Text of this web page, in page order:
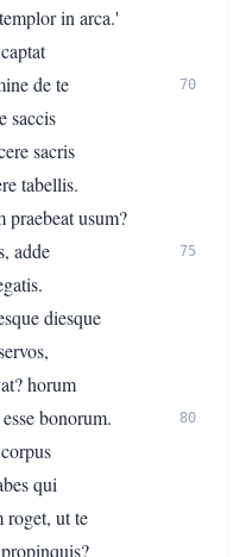
in arca.'
de te
70
saccis
sacris
tabellis.
praebeat usum?
adde
75
diesque
horum
bonorum.
80
qui
roget, ut te